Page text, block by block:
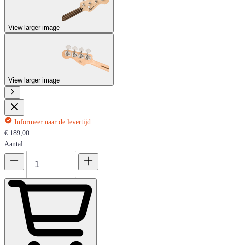
View larger image
View larger image
Informeer naar de levertijd
€ 189,00
Aantal